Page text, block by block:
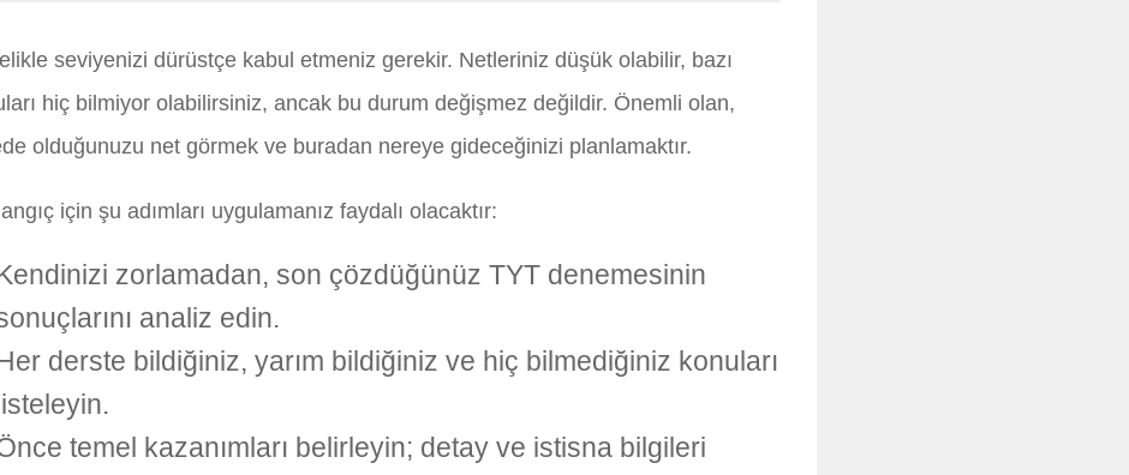
seviyenizi dürüstçe kabul etmeniz gerekir. Netleriniz düşük olabilir, bazı
hiç bilmiyor olabilirsiniz, ancak bu durum değişmez değildir. Önemli olan,
olduğunuzu net görmek ve buradan nereye gideceğinizi planlamaktır.
için şu adımları uygulamanız faydalı olacaktır:
Kendinizi zorlamadan, son çözdüğünüz TYT denemesinin
analiz edin.
Her derste bildiğiniz, yarım bildiğiniz ve hiç bilmediğiniz konuları
listeleyin.
temel kazanımları belirleyin; detay ve istisna bilgileri